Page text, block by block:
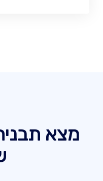
מצא